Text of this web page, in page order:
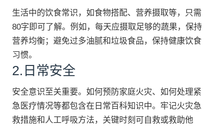
生活中的饮食常识，如食物搭配、营养摄取等，只需
80字即可了解。例如，每天应摄取足够的蔬果，保持
营养均衡；避免过多油腻和垃圾食品，保持健康饮食
习惯。
2.日常安全
安全意识至关重要。如何预防家庭火灾、如何处理紧
急医疗情况等都包含在日常百科知识中。牢记火灾急
救措施和人工呼吸方法，关键时刻可自救或救助他